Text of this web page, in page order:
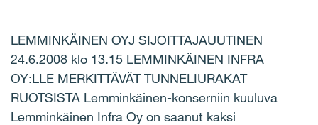
LEMMINKÄINEN OYJ SIJOITTAJAUUTINEN
24.6.2008 klo 13.15 LEMMINKÄINEN INFRA
OY:LLE MERKITTÄVÄT TUNNELIURAKAT
RUOTSISTA Lemminkäinen-konserniin kuuluva
Lemminkäinen Infra Oy on saanut kaksi